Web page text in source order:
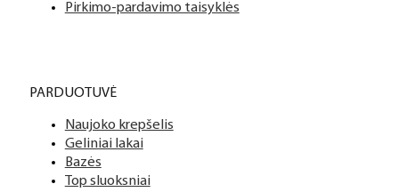
Pirkimo-pardavimo taisyklės
PARDUOTUVĖ
Naujoko krepšelis
Geliniai lakai
Bazės
Top sluoksniai